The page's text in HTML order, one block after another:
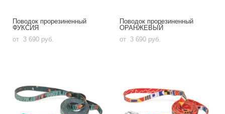
Поводок прорезиненный
ФУКСИЯ
от 3 690 pуб.
Поводок прорезиненный
ОРАНЖЕВЫЙ
от 3 690 pуб.